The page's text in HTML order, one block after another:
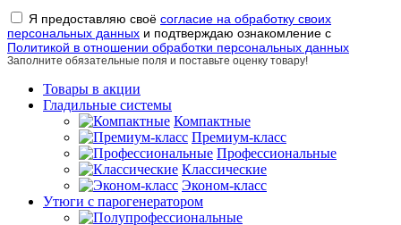
Я предоставляю своё согласие на обработку своих
персональных данных и подтверждаю ознакомление с
Политикой в отношении обработки персональных данных
Заполните обязательные поля и поставьте оценку товару!
Товары в акции
Гладильные системы
Компактные
Премиум-класс
Профессиональные
Классические
Эконом-класс
Утюги с парогенератором